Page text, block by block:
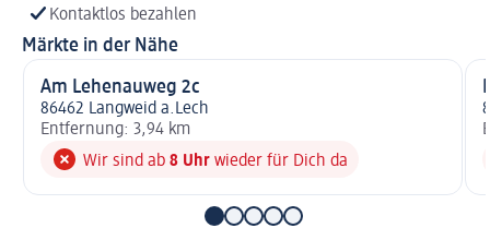
Kontaktlos bezahlen
Märkte in der Nähe
Am Lehenauweg 2c
86462 Langweid a.Lech
Entfernung: 3,94 km
Wir sind ab 8 Uhr wieder für Dich da